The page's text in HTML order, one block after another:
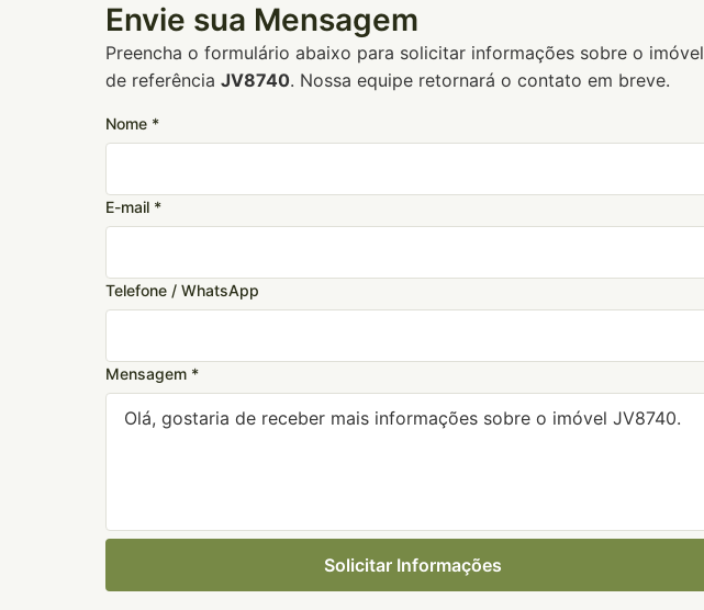
Envie sua Mensagem
Preencha o formulário abaixo para solicitar informações sobre o imóvel
de referência JV8740. Nossa equipe retornará o contato em breve.
Nome *
E-mail *
Telefone / WhatsApp
Mensagem *
Solicitar Informações